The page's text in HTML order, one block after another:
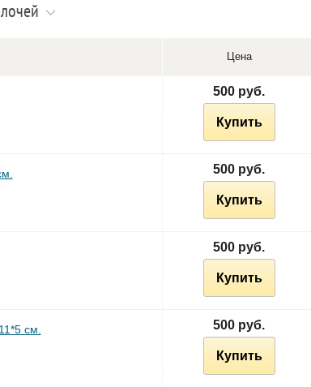
Цена
500 руб.
Купить
500 руб.
Купить
500 руб.
Купить
см. 500 руб.
Купить